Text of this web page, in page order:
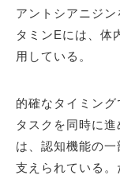
アントシアニジ
タミンEには、体
用している。
的確なタイミン
タスクを同時に
は、認知機能の
支えられている